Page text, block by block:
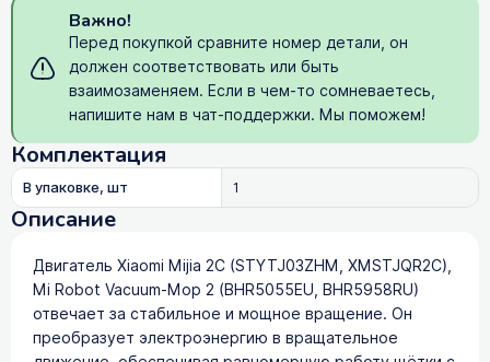
Важно!
Перед покупкой сравните номер детали, он
должен соответствовать или быть
взаимозаменяем. Если в чем-то сомневаетесь,
напишите нам в чат-поддержки. Мы поможем!
Комплектация
В упаковке, шт 1
Описание
Двигатель Xiaomi Mijia 2C (STYTJ03ZHM, XMSTJQR2C),
Mi Robot Vacuum-Mop 2 (BHR5055EU, BHR5958RU)
отвечает за стабильное и мощное вращение. Он
преобразует электроэнергию в вращательное